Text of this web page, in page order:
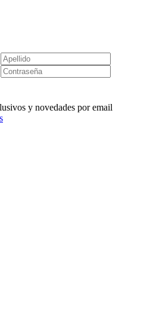
y novedades por email